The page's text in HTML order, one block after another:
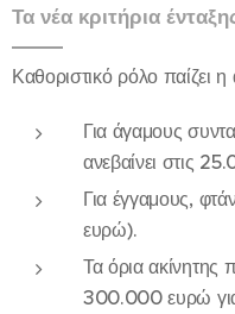
Τα νέα κριτήρια
Καθοριστικό ρόλο παίζει
Για άγαμους
ανεβαίνει στις
Για έγγαμους,
ευρώ).
Τα όρια ακίνητης
300.000 ευρώ